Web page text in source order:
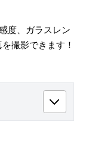
度、ガラスレン
撮影できます！